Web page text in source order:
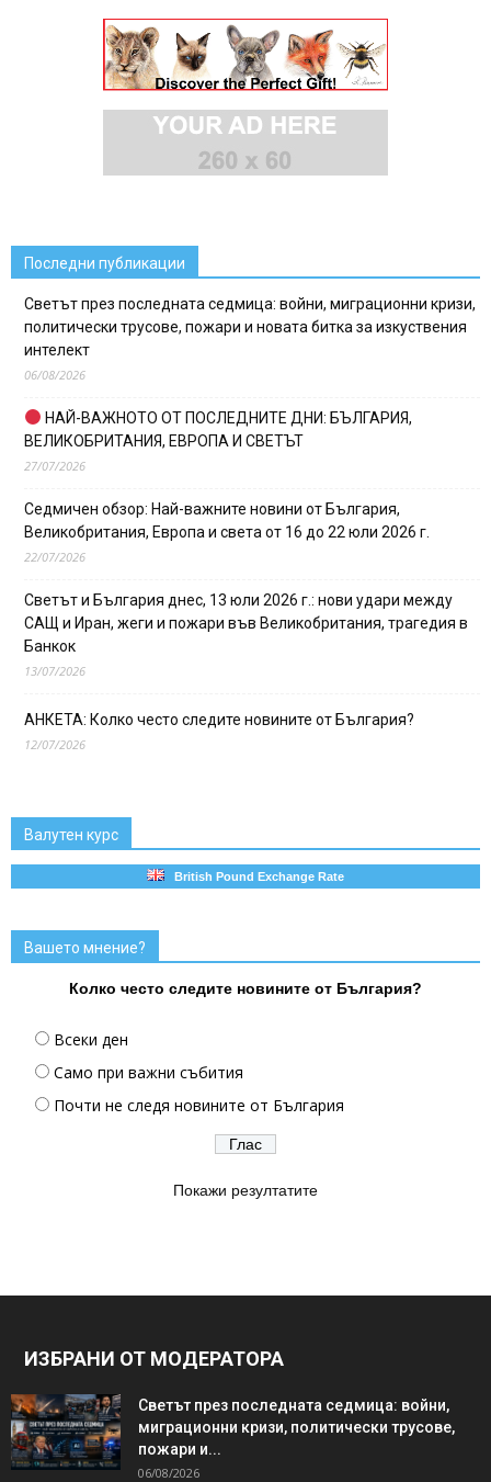
Последни публикации
Светът през последната седмица: войни, миграционни кризи,
политически трусове, пожари и новата битка за изкуствения
интелект
06/08/2026
НАЙ-ВАЖНОТО ОТ ПОСЛЕДНИТЕ ДНИ: БЪЛГАРИЯ,
ВЕЛИКОБРИТАНИЯ, ЕВРОПА И СВЕТЪТ
27/07/2026
Седмичен обзор: Най-важните новини от България,
Великобритания, Европа и света от 16 до 22 юли 2026 г.
22/07/2026
Светът и България днес, 13 юли 2026 г.: нови удари между
САЩ и Иран, жеги и пожари във Великобритания, трагедия в
Банкок
13/07/2026
АНКЕТА: Колко често следите новините от България?
12/07/2026
Валутен курс
British Pound Exchange Rate
Вашето мнение?
Колко често следите новините от България?
Всеки ден
Само при важни събития
Почти не следя новините от България
Покажи резултатите
ИЗБРАНИ ОТ МОДЕРАТОРА
Светът през последната седмица: войни,
миграционни кризи, политически трусове,
пожари и...
06/08/2026